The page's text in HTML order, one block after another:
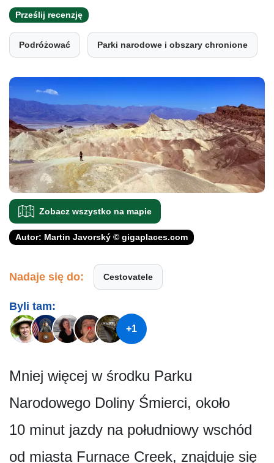
Prześlij recenzję
Podróżować Parki narodowe i obszary chronione
Zobacz wszystko na mapie
Autor: Martin Javorský © gigaplaces.com
Nadaje się do: Cestovatele
Byli tam:
+1
Mniej więcej w środku Parku
Narodowego Doliny Śmierci, około
10 minut jazdy na południowy wschód
od miasta Furnace Creek, znajduje się